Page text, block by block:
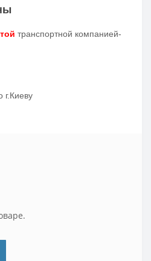
транспортной компанией-
г.Киеву